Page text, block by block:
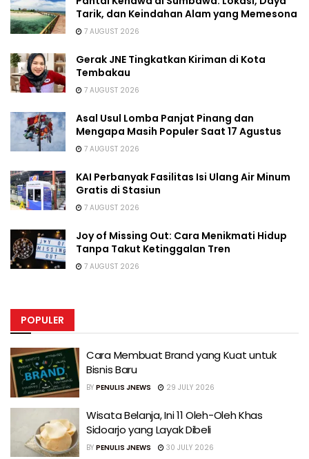
Tarik, dan Keindahan Alam yang Memesona
7 AUGUST 2026
Gerak JNE Tingkatkan Kiriman di Kota
Tembakau
7 AUGUST 2026
Asal Usul Lomba Panjat Pinang dan
Mengapa Masih Populer Saat 17 Agustus
7 AUGUST 2026
KAI Perbanyak Fasilitas Isi Ulang Air Minum
Gratis di Stasiun
7 AUGUST 2026
Joy of Missing Out: Cara Menikmati Hidup
Tanpa Takut Ketinggalan Tren
7 AUGUST 2026
POPULER
Cara Membuat Brand yang Kuat untuk
Bisnis Baru
BY PENULIS JNEWS 29 JULY 2026
Wisata Belanja, Ini 11 Oleh-Oleh Khas
Sidoarjo yang Layak Dibeli
BY PENULIS JNEWS 30 JULY 2026